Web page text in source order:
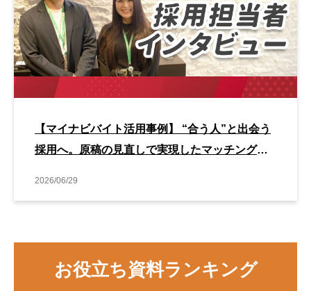
【マイナビバイト活用事例】 “合う人”と出会う
採用へ。原稿の見直しで実現したマッチング改
2026/06/29
お役立ち資料ランキング